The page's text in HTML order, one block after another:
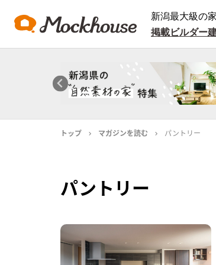
新潟最大級の
掲載ビルダー
トップ マガジンを読む パントリー
パントリー